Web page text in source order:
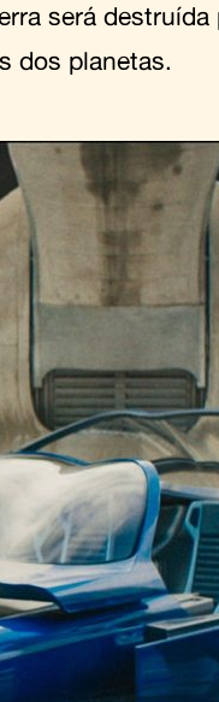
será destruída
dos planetas.